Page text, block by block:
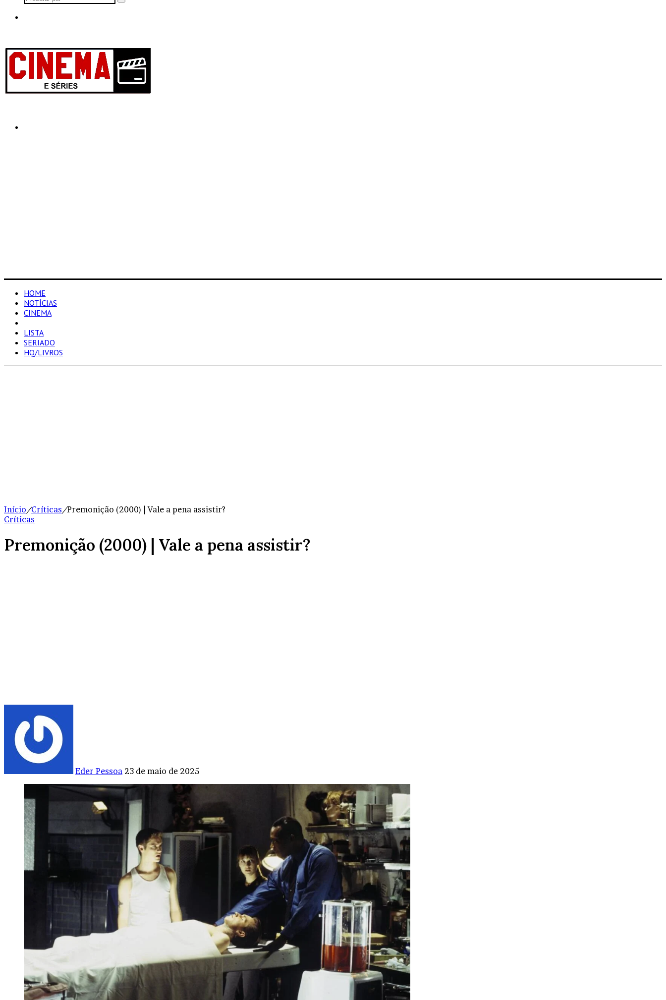
Procurar
HOME
NOTÍCIAS
CINEMA
LISTA
SERIADO
HQ/LIVROS
Início/Críticas/Premonição (2000) | Vale a pena assistir?
Críticas
Premonição (2000) | Vale a pena assistir?
Eder Pessoa 23 de maio de 2025